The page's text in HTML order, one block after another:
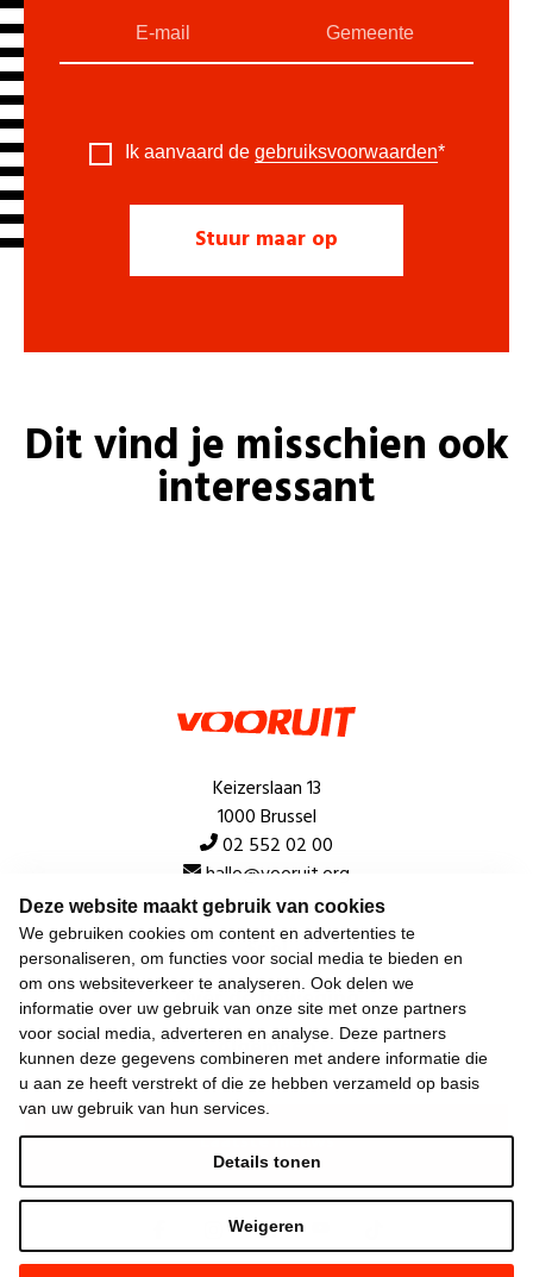
Deze website maakt gebruik van cookies
We gebruiken cookies om content en advertenties te
personaliseren, om functies voor social media te bieden en
om ons websiteverkeer te analyseren. Ook delen we
informatie over uw gebruik van onze site met onze partners
voor social media, adverteren en analyse. Deze partners
kunnen deze gegevens combineren met andere informatie die
u aan ze heeft verstrekt of die ze hebben verzameld op basis
van uw gebruik van hun services.
Weigeren
Details tonen
Ik aanvaard de gebruiksvoorwaarden*
Dit vind je misschien ook
interessant
Keizerslaan 13
1000 Brussel
02 552 02 00
hallo@vooruit.org
Snel
Over de beweging
Algemeen
Laatste nieuws